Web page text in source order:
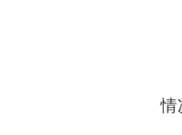
情